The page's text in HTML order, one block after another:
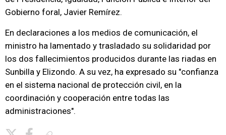
Gobierno foral, Javier Remírez.
En declaraciones a los medios de comunicación, el
ministro ha lamentado y trasladado su solidaridad por
los dos fallecimientos producidos durante las riadas en
Sunbilla y Elizondo. A su vez, ha expresado su "confianza
en el sistema nacional de protección civil, en la
coordinación y cooperación entre todas las
administraciones".